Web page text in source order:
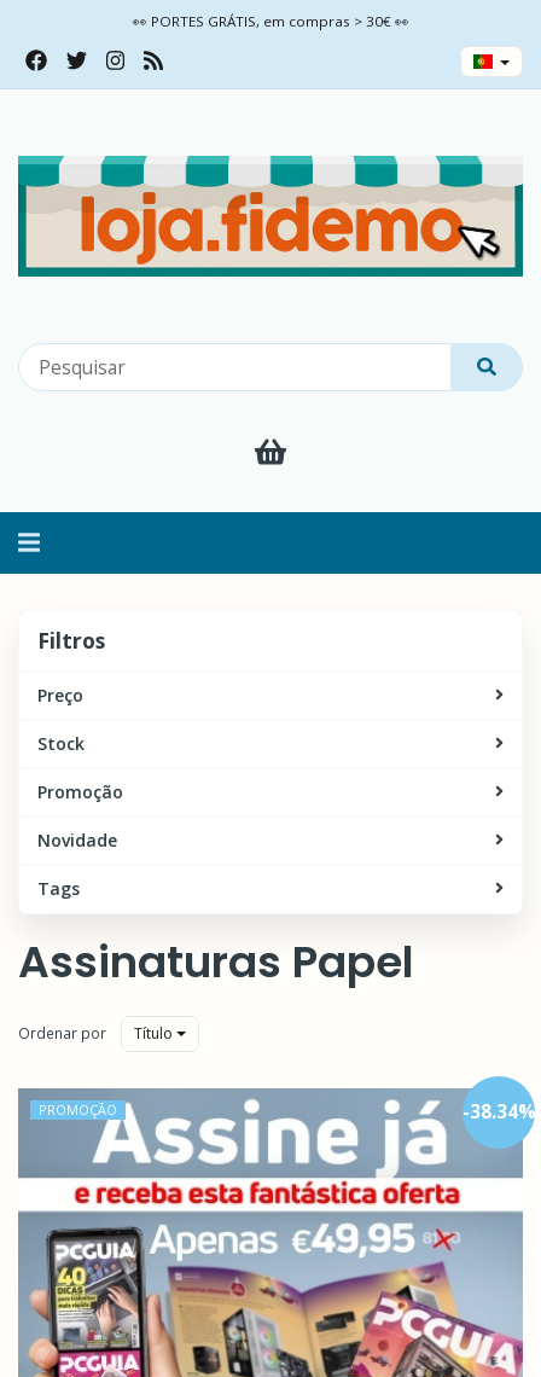
👀 PORTES GRÁTIS, em compras > 30€ 👀
Alternar
Filtros
Preço
Stock
Promoção
Novidade
Tags
Assinaturas Papel
Ordenar por Título
-38.34%
PROMOÇÃO